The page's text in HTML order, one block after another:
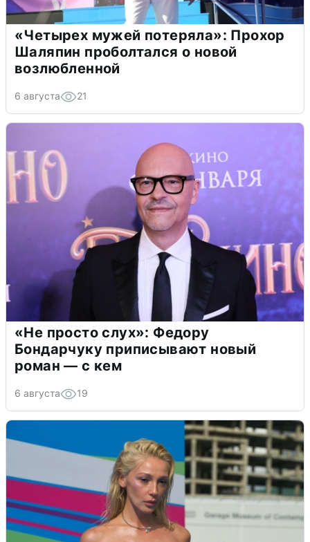
«Четырех мужей потеряла»: Прохор
Шаляпин проболтался о новой
возлюбленной
6 августа 21
«Не просто слух»: Федору
Бондарчуку приписывают новый
роман — с кем
6 августа 19